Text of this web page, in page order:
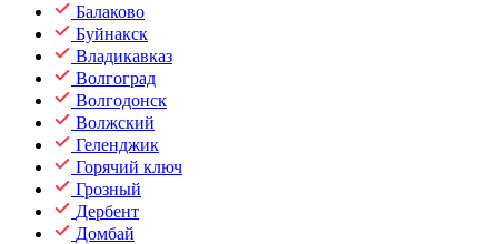
Балаково
Буйнакск
Владикавказ
Волгоград
Волгодонск
Волжский
Геленджик
Горячий ключ
Грозный
Дербент
Домбай